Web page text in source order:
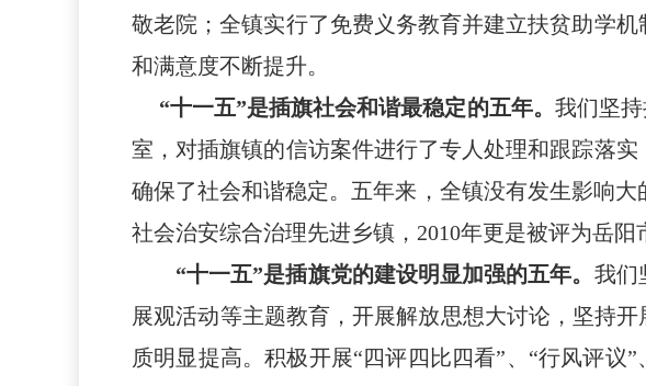
敬老院 ；全镇实行了免费义务教育并建立扶贫助学
和满意度不断提升。
“十一五”是插旗社会和谐最稳定的五年。 我们坚
室，对插旗镇的信访案件进行了专人处理和跟踪落
确保了社会和谐稳定。 五年来， 全镇没有发生影响
社会治安综合治理先进乡镇， 2010年更是被评为岳阳
“十一五”是插旗党的建设明显加强的五年。 我们
展观活动等主题教育，开展解放思想大讨论， 坚持开
质明显提高。积极开展“四评四比四看”、“行风评议